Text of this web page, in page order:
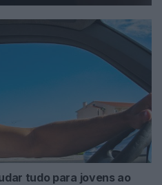
tudo para jovens ao